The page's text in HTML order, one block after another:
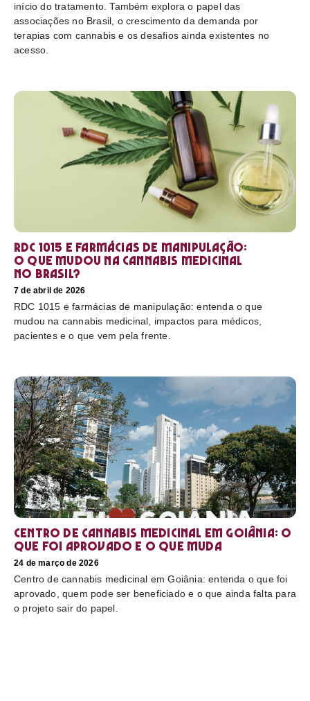
início do tratamento. Também explora o papel das
associações no Brasil, o crescimento da demanda por
terapias com cannabis e os desafios ainda existentes no
acesso.
RDC 1015 e farmácias de manipulação:
o que mudou na cannabis medicinal
no Brasil?
7 de abril de 2026
RDC 1015 e farmácias de manipulação: entenda o que
mudou na cannabis medicinal, impactos para médicos,
pacientes e o que vem pela frente.
Centro de cannabis medicinal em Goiânia: o
que foi aprovado e o que muda
24 de março de 2026
Centro de cannabis medicinal em Goiânia: entenda o que foi
aprovado, quem pode ser beneficiado e o que ainda falta para
o projeto sair do papel.